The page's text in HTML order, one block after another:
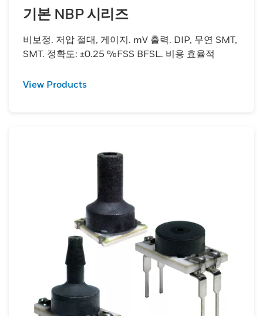
기본 NBP 시리즈
비보정. 저압 절대, 게이지. mV 출력. DIP, 무연 SMT,
SMT. 정확도: ±0.25 %FSS BFSL. 비용 효율적
View Products